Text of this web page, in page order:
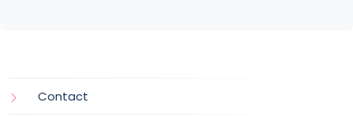
Contact